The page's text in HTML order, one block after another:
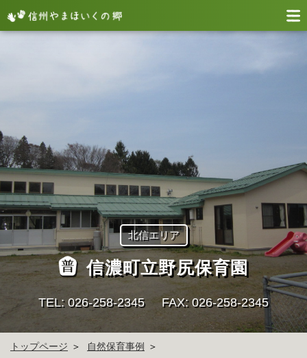
北信エリア
信濃町立野尻保育園
TEL: 026-258-2345 FAX: 026-258-2345
トップページ
自然保育事例